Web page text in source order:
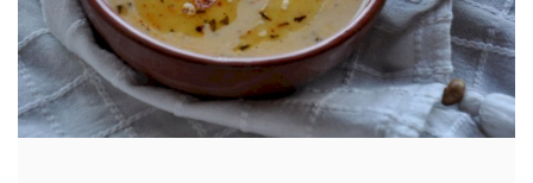
Glumci
Contact
Login